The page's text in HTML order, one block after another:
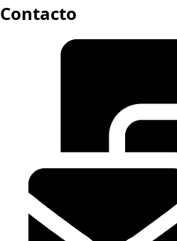
Contacto